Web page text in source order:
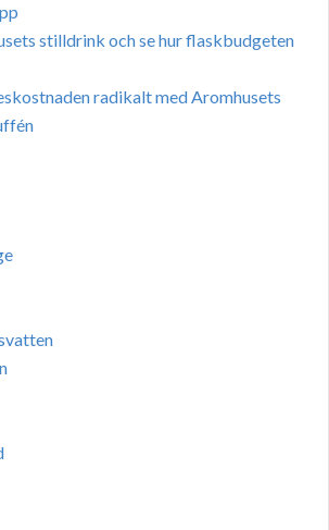
stilldrink och se hur flaskbudgeten
radikalt med Aromhusets